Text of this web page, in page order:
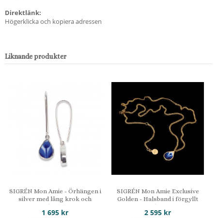
Direktlänk:
Högerklicka och kopiera adressen
Liknande produkter
SIGRÉN Mon Amie - Örhängen i
silver med lång krok och
porslinsmotiv
1 695 kr
SIGRÉN Mon Amie Exclusive
Golden - Halsband i förgyllt
silver
2 595 kr